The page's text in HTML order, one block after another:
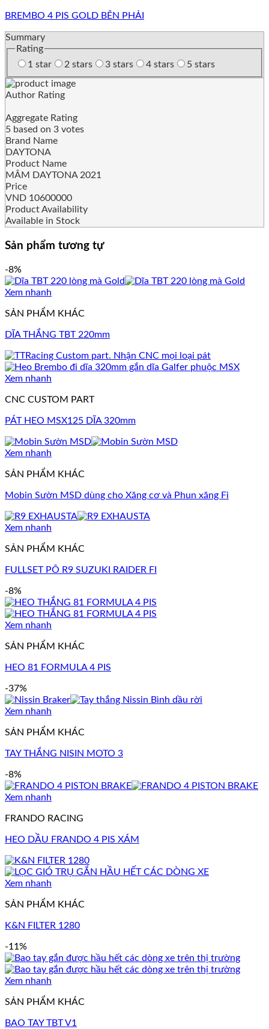
BREMBO 4 PIS GOLD BÊN PHẢI
Summary
Rating
1 star
2 stars 3 stars 4 stars 5 stars
Author Rating
Aggregate Rating
5 based on 3 votes
Brand Name
DAYTONA
Product Name
MÂM DAYTONA 2021
Price
VND 10600000
Product Availability
Available in Stock
Sản phẩm tương tự
-8%
Xem nhanh
SẢN PHẨM KHÁC
DĨA THẮNG TBT 220mm
Xem nhanh
CNC CUSTOM PART
PÁT HEO MSX125 DĨA 320mm
Xem nhanh
SẢN PHẨM KHÁC
Mobin Sườn MSD dùng cho Xăng cơ và Phun xăng Fi
Xem nhanh
SẢN PHẨM KHÁC
FULLSET PÔ R9 SUZUKI RAIDER FI
-8%
Xem nhanh
SẢN PHẨM KHÁC
HEO 81 FORMULA 4 PIS
-37%
Xem nhanh
SẢN PHẨM KHÁC
TAY THẮNG NISIN MOTO 3
-8%
Xem nhanh
FRANDO RACING
HEO DẦU FRANDO 4 PIS XÁM
Xem nhanh
SẢN PHẨM KHÁC
K&N FILTER 1280
-11%
Xem nhanh
SẢN PHẨM KHÁC
BAO TAY TBT V1